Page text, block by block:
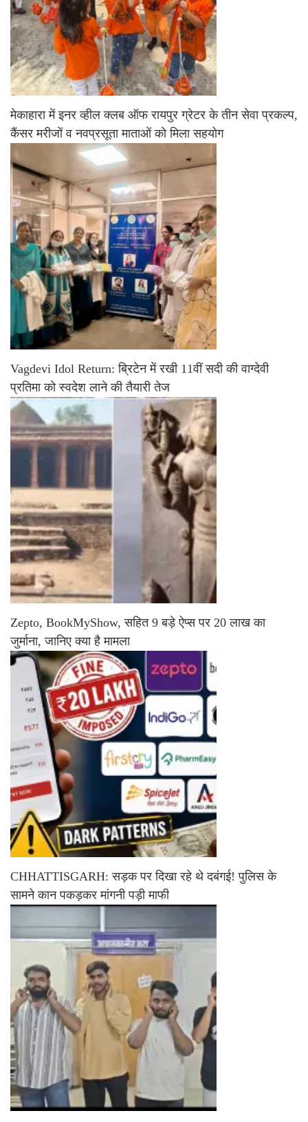
मेकाहारा में इनर व्हील क्लब ऑफ रायपुर ग्रेटर के तीन सेवा प्रकल्प,
कैंसर मरीजों व नवप्रसूता माताओं को मिला सहयोग
Vagdevi Idol Return: ब्रिटेन में रखी 11वीं सदी की वाग्देवी
प्रतिमा को स्वदेश लाने की तैयारी तेज
Zepto, BookMyShow, सहित 9 बड़े ऐप्स पर 20 लाख का
जुर्माना, जानिए क्या है मामला
CHHATTISGARH: सड़क पर दिखा रहे थे दबंगई! पुलिस के
सामने कान पकड़कर मांगनी पड़ी माफी